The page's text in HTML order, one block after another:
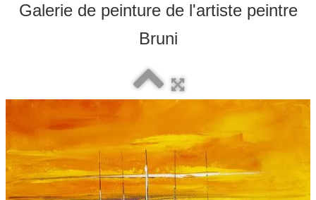
0
Boutique
Galerie de peinture de l'artiste peintre
Bruni